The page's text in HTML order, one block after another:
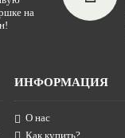
на
ИНФОРМАЦИЯ
О нас
Как купить?